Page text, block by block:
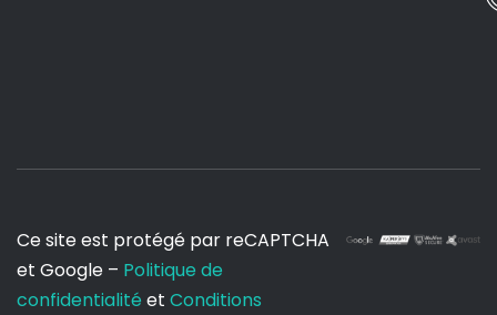
Ce site est protégé par reCAPTCHA
et Google – Politique de
confidentialité et Conditions